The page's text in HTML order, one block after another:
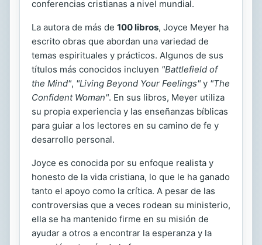
conferencias cristianas a nivel mundial.
La autora de más de 100 libros, Joyce Meyer ha
escrito obras que abordan una variedad de
temas espirituales y prácticos. Algunos de sus
títulos más conocidos incluyen "Battlefield of
the Mind", "Living Beyond Your Feelings" y "The
Confident Woman". En sus libros, Meyer utiliza
su propia experiencia y las enseñanzas bíblicas
para guiar a los lectores en su camino de fe y
desarrollo personal.
Joyce es conocida por su enfoque realista y
honesto de la vida cristiana, lo que le ha ganado
tanto el apoyo como la crítica. A pesar de las
controversias que a veces rodean su ministerio,
ella se ha mantenido firme en su misión de
ayudar a otros a encontrar la esperanza y la